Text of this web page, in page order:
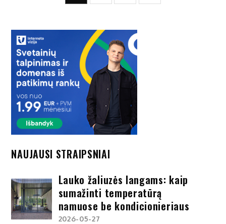
NAUJAUSI STRAIPSNIAI
Lauko žaliuzės langams: kaip
sumažinti temperatūrą
namuose be kondicionieriaus
2026-05-27